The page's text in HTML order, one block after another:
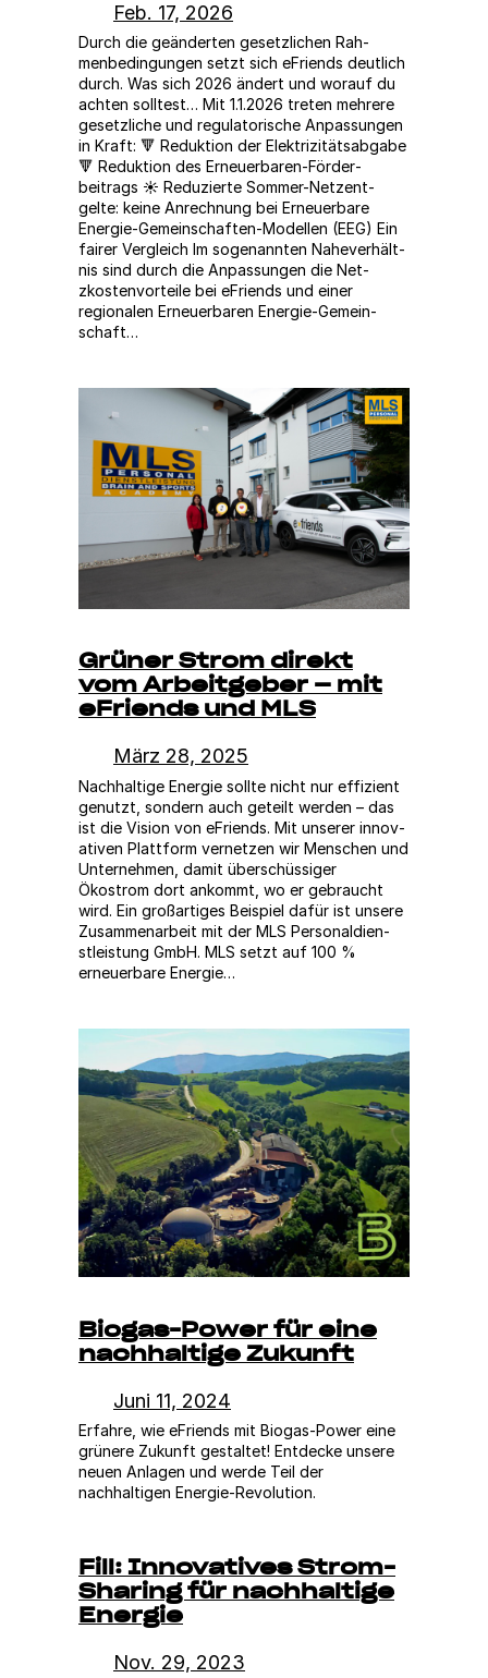
Feb. 17, 2026
Durch die geän­derten geset­zlichen Rah­
menbe­din­gun­gen set­zt sich eFriends deut­lich
durch. Was sich 2026 ändert und worauf du
achten solltest… Mit 1.1.2026 treten mehrere
geset­zliche und reg­u­la­torische Anpas­sun­gen
in Kraft: 🔻 Reduk­tion der Elek­triz­itätsab­gabe
🔻 Reduk­tion des Erneuer­baren-Förder­
beitrags ☀️ Reduzierte Som­mer-Net­zent­
gelte: keine Anrech­nung bei Erneuer­bare
Energie-Gemein­schaften-Mod­ellen (EEG) Ein
fairer Vergleich Im soge­nan­nten Nahev­er­hält­
nis sind durch die Anpas­sun­gen die Net­
zkosten­vorteile bei eFriends und ein­er
regionalen Erneuer­baren Energie-Gemein­
schaft…
Grüner Strom direkt
vom Arbeitgeber – mit
eFriends und MLS
März 28, 2025
Nach­haltige Energie sollte nicht nur effizient
genutzt, son­dern auch geteilt wer­den – das
ist die Vision von eFriends. Mit unser­er inno­v­
a­tiv­en Plat­tform ver­net­zen wir Men­schen und
Unternehmen, damit über­schüs­siger
Ökostrom dort ankommt, wo er gebraucht
wird. Ein großar­tiges Beispiel dafür ist unsere
Zusam­me­nar­beit mit der MLS Per­sonal­dien­
stleis­tung GmbH. MLS set­zt auf 100 %
erneuer­bare Energie…
Biogas-Power für eine
nachhaltige Zukunft
Juni 11, 2024
Erfahre, wie eFriends mit Biogas-Power eine
grünere Zukunft gestaltet! Entdecke unsere
neuen Anlagen und werde Teil der
nachhaltigen Energie-Revolution.
Fill: Innovatives Strom-
Sharing für nachhaltige
Energie
Nov. 29, 2023